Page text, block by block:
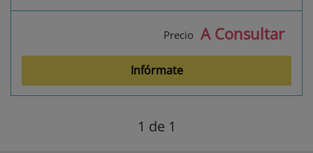
Precio A Consultar
Infórmate
1 de 1